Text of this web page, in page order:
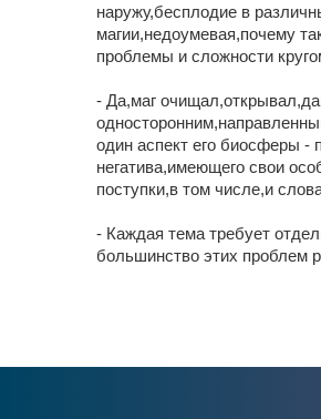
наружу,бесплодие в
магии,недоумевая,почему
проблемы и сложности
- Да,маг
один аспект его биосферы -
негатива,имеющего свои
поступки,в том числе,и
- Каждая тема требует
большинство этих проблем